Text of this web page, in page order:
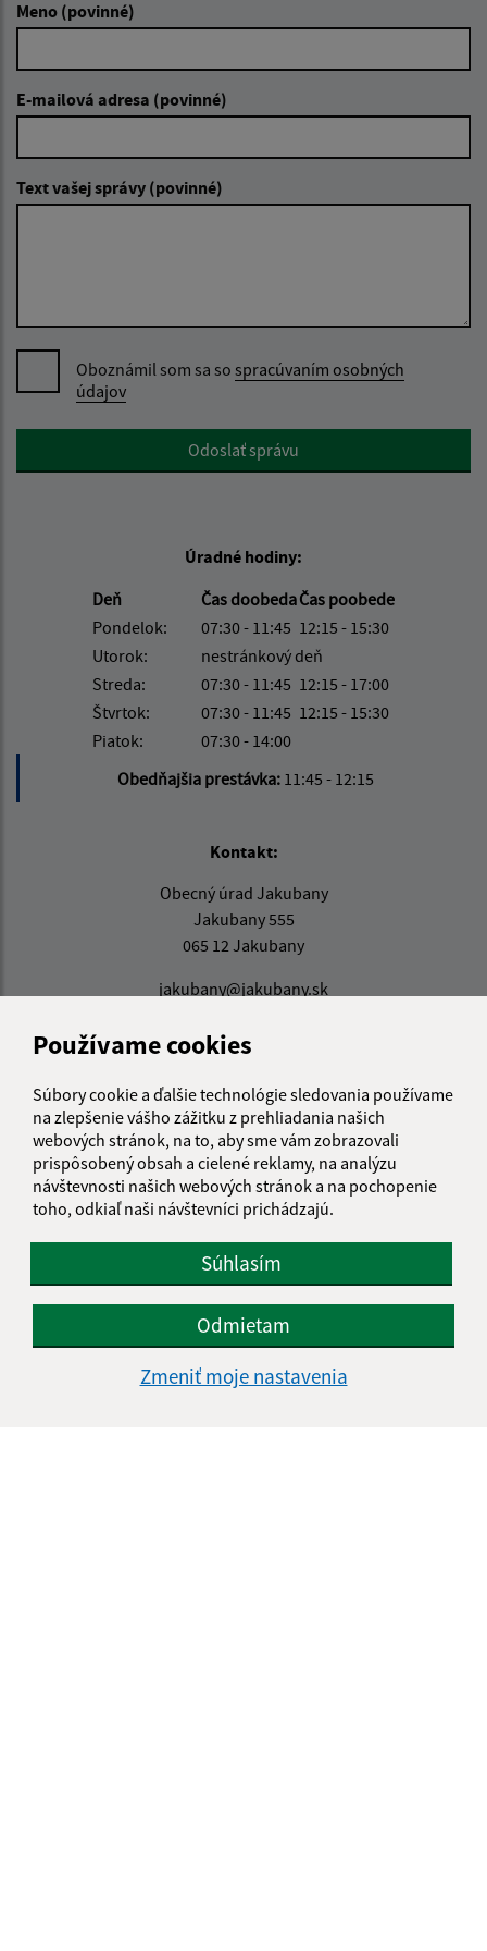
Používame cookies
Súbory cookie a ďalšie technológie sledovania používame
na zlepšenie vášho zážitku z prehliadania našich
webových stránok, na to, aby sme vám zobrazovali
prispôsobený obsah a cielené reklamy, na analýzu
návštevnosti našich webových stránok a na pochopenie
toho, odkiaľ naši návštevníci prichádzajú.
Súhlasím
Odmietam
Zmeniť moje nastavenia
Meno (povinné)
E-mailová adresa (povinné)
Text vašej správy (povinné)
Oboznámil som sa so spracúvaním osobných
údajov
Google reCaptcha ResponseOdoslať správu
Úradné hodiny:
Deň
Čas doobedaČas poobede
Pondelok:
07:30 - 11:45 12:15 - 15:30
Utorok:
nestránkový deň
Streda:
07:30 - 11:45 12:15 - 17:00
Štvrtok:
07:30 - 11:45 12:15 - 15:30
Piatok:
07:30 - 14:00
Obedňajšia prestávka: 11:45 - 12:15
Kontakt:
Obecný úrad Jakubany
Jakubany 555
065 12 Jakubany
jakubany@jakubany.sk
IČO: 00329924